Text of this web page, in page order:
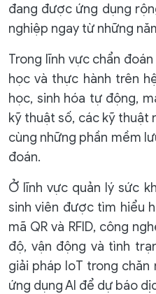
đang được ứng dụng
nghiệp ngay từ những
Trong lĩnh vực chẩn
học và thực hành trên
học, sinh hóa tự động,
kỹ thuật số, các kỹ thuật
cùng những phần mềm
đoán.
Ở lĩnh vực quản lý sức
sinh viên được tìm hiểu
mã QR và RFID, công
độ, vận động và tình
giải pháp IoT trong
ứng dụng AI để dự báo